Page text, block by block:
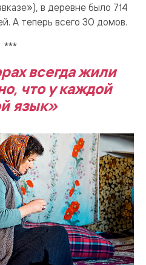
в деревне было 714
А теперь всего 30 домов.
***
всегда жили
что у каждой
язык»